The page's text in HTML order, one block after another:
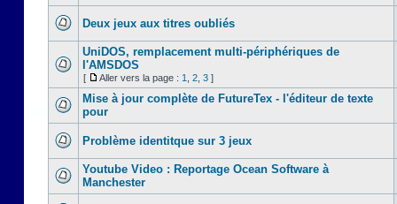
Deux jeux aux titres oubliés
UniDOS, remplacement multi-périphériques de
l'AMSDOS
[ Aller vers la page : 1 2 3 ]
Mise à jour complète de FutureTex - l'éditeur de texte
pour
Problème identitque sur 3 jeux
Youtube Video : Reportage Ocean Software à
Manchester